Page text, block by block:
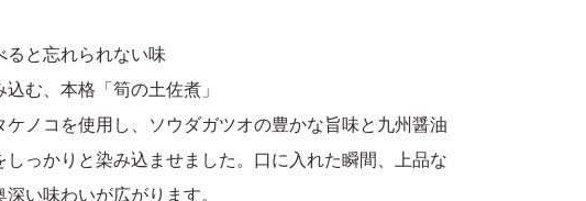
ると忘れられない味
込む、本格「筍の土佐煮」
ケノコを使用し、ソウダガツオの豊かな旨味と九州醤油
しっかりと染み込ませました。口に入れた瞬間、上品な
深い味わいが広がります。